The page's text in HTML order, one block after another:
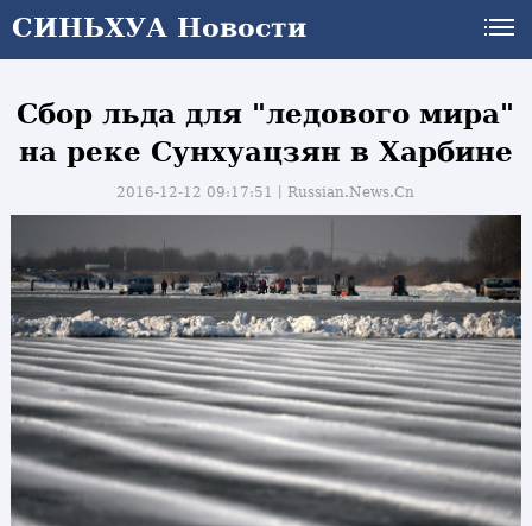
СИНЬХУА Новости
Сбор льда для "ледового мира"
на реке Сунхуацзян в Харбине
2016-12-12 09:17:51丨Russian.News.Cn